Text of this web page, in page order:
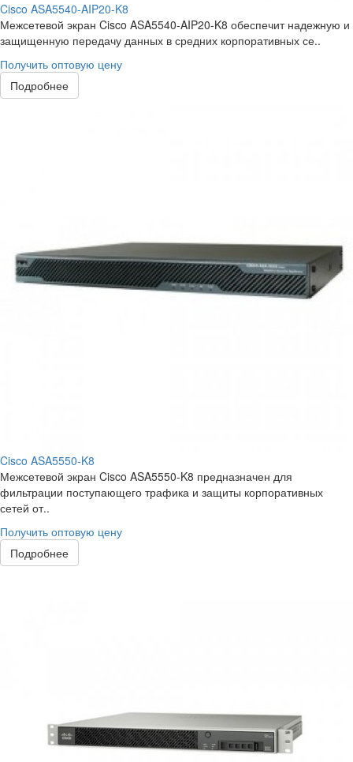
Cisco ASA5540-AIP20-K8
Межсетевой экран Cisco ASA5540-AIP20-K8 обеспечит надежную и
защищенную передачу данных в средних корпоративных се..
Получить оптовую цену
Подробнее
Cisco ASA5550-K8
Межсетевой экран Cisco ASA5550-K8 предназначен для
фильтрации поступающего трафика и защиты корпоративных
сетей от..
Получить оптовую цену
Подробнее